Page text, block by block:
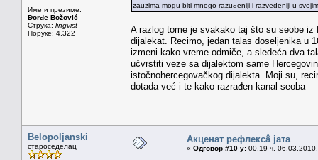
Име и презиме:
Đorđe Božović
Струка: lingvist
Поруке: 4.322
zauzima mogu biti mnogo razuđeniji i razvedeniji u
A razlog tome je svakako taj što su seobe iz
dijalekat. Recimo, jedan talas doseljenika u
izmeni kako vreme odmiče, a sledeća dva
učvrstiti veze sa dijalektom same
istočnohercegovačkog dijalekta. Moji su,
dotada već i te kako razrađen kanal seoba
Belopoljanski
староседелац
Акценат рефлексâ јата
« Одговор #10 у: 00.19 ч.